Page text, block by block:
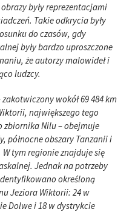
były reprezentacjami
Takie odkrycia były
do czasów, gdy
były bardzo uproszczone
że autorzy malowideł i
ludzcy.
wokół 69 484 km
największego tego
zbiornika Nilu – obejmuje
północne obszary Tanzanii i
tym regionie znajduje się
Jednak na potrzeby
określoną
Jeziora Wiktorii: 24 w
Dolwe i 18 w dystrykcie